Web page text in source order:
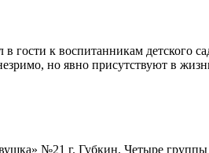
гости к воспитанникам детского
но явно присутствуют в
№21 г. Губкин. Четыре группы